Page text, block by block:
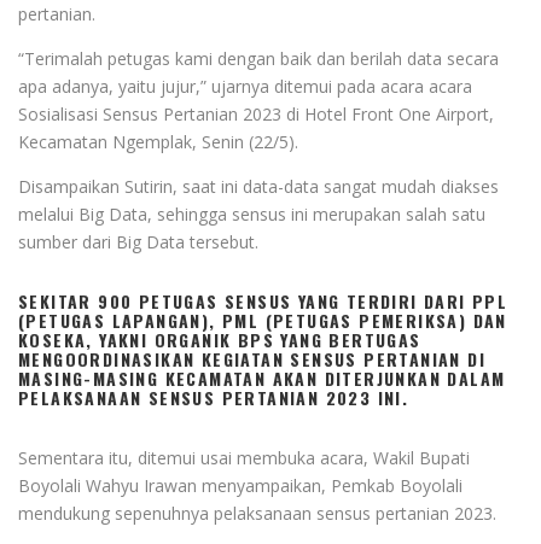
pertanian.
“Terimalah petugas kami dengan baik dan berilah data secara
apa adanya, yaitu jujur,” ujarnya ditemui pada acara acara
Sosialisasi Sensus Pertanian 2023 di Hotel Front One Airport,
Kecamatan Ngemplak, Senin (22/5).
Disampaikan Sutirin, saat ini data-data sangat mudah diakses
melalui Big Data, sehingga sensus ini merupakan salah satu
sumber dari Big Data tersebut.
SEKITAR 900 PETUGAS SENSUS YANG TERDIRI DARI PPL
(PETUGAS LAPANGAN), PML (PETUGAS PEMERIKSA) DAN
KOSEKA, YAKNI ORGANIK BPS YANG BERTUGAS
MENGOORDINASIKAN KEGIATAN SENSUS PERTANIAN DI
MASING-MASING KECAMATAN AKAN DITERJUNKAN DALAM
PELAKSANAAN SENSUS PERTANIAN 2023 INI.
Sementara itu, ditemui usai membuka acara, Wakil Bupati
Boyolali Wahyu Irawan menyampaikan, Pemkab Boyolali
mendukung sepenuhnya pelaksanaan sensus pertanian 2023.